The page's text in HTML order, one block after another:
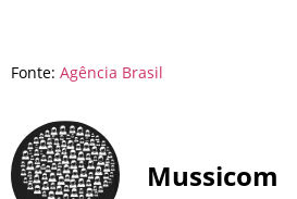
Fonte: Agência Brasil
Mussicom